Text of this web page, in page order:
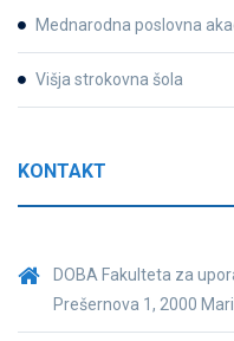
Mednarodna poslovna
Višja strokovna šola
KONTAKT
DOBA Fakulteta za
Prešernova 1, 2000